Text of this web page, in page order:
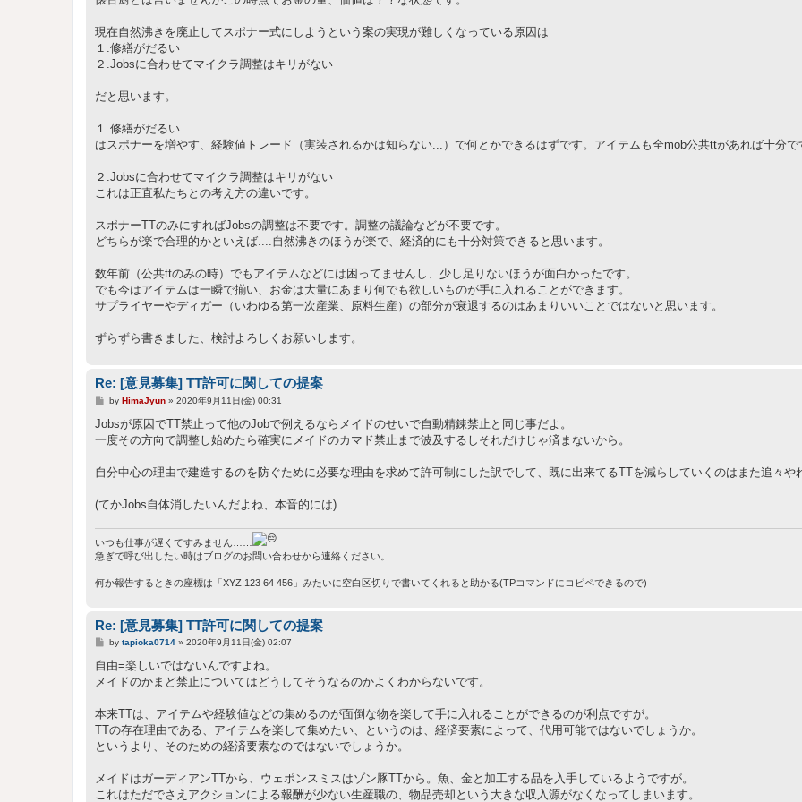
現在自然沸きを廃止してスポナー式にしようという案の実現が難しくなっている原因は
１.修繕がだるい
２.Jobsに合わせてマイクラ調整はキリがない
だと思います。
１.修繕がだるい
はスポナーを増やす、経験値トレード（実装されるかは知らない...）で何とかできるはずです。アイテムも全mob公共ttがあれば十分で
２.Jobsに合わせてマイクラ調整はキリがない
これは正直私たちとの考え方の違いです。
スポナーTTのみにすればJobsの調整は不要です。調整の議論などが不要です。
どちらが楽で合理的かといえば....自然沸きのほうが楽で、経済的にも十分対策できると思います。
数年前（公共ttのみの時）でもアイテムなどには困ってませんし、少し足りないほうが面白かったです。
でも今はアイテムは一瞬で揃い、お金は大量にあまり何でも欲しいものが手に入れることができます。
サプライヤーやディガー（いわゆる第一次産業、原料生産）の部分が衰退するのはあまりいいことではないと思います。
ずらずら書きました、検討よろしくお願いします。
Re: [意見募集] TT許可に関しての提案
投
記
by HimaJyun» 2020年9月11日(金) 00:31
Jobsが原因でTT禁止って他のJobで例えるならメイドのせいで自動精錬禁止と同じ事だよ。
一度その方向で調整し始めたら確実にメイドのカマド禁止まで波及するしそれだけじゃ済まないから。
自分中心の理由で建造するのを防ぐために必要な理由を求めて許可制にした訳でして、既に出来てるTTを減らしていくのはまた追々や
(てかJobs自体消したいんだよね、本音的には)
いつも仕事が遅くてすみません……
急ぎで呼び出したい時はブログのお問い合わせから連絡ください。
何か報告するときの座標は「XYZ:123 64 456」みたいに空白区切りで書いてくれると助かる(TPコマンドにコピペできるので)
Re: [意見募集] TT許可に関しての提案
投
記
事
by tapioka0714» 2020年9月11日(金) 02:07
自由=楽しいではないんですよね。
メイドのかまど禁止についてはどうしてそうなるのかよくわからないです。
本来TTは、アイテムや経験値などの集めるのが面倒な物を楽して手に入れることができるのが利点ですが。
TTの存在理由である、アイテムを楽して集めたい、というのは、経済要素によって、代用可能ではないでしょうか。
というより、そのための経済要素なのではないでしょうか。
メイドはガーディアンTTから、ウェポンスミスはゾン豚TTから。魚、金と加工する品を入手しているようですが。
これはただでさえアクションによる報酬が少ない生産職の、物品売却という大きな収入源がなくなってしまいます。